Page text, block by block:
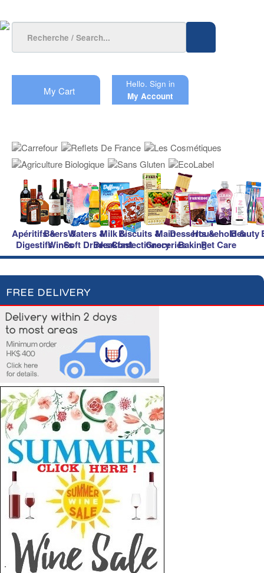
My Cart
Hello. Sign in
My Account
Apéritifs &
Digestifs
Beers &
Wines
Waters &
Soft Drinks
Milk &
Breakfast
Biscuits &
Confectionery
Main
Groceries
Desserts &
Baking
Household &
Pet Care
Beauty
FREE DELIVERY